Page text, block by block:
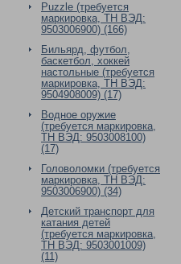
Puzzle (требуется
маркировка, ТН ВЭД:
9503006900) (166)
Бильярд, футбол,
баскетбол, хоккей
настольные (требуется
маркировка, ТН ВЭД:
9504908009) (17)
Водное оружие
(требуется маркировка,
ТН ВЭД: 9503008100)
(17)
Головоломки (требуется
маркировка, ТН ВЭД:
9503006900) (34)
Детский транспорт для
катания детей
(требуется маркировка,
ТН ВЭД: 9503001009)
(11)